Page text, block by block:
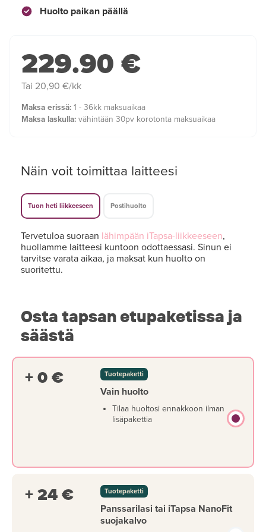
Huolto paikan päällä
229.90 €
Tai 20,90 €/kk
Maksa erissä: 1 - 36kk maksuaikaa
Maksa laskulla: vähintään 30pv korotonta maksuaikaa
Näin voit toimittaa laitteesi
Tuon heti liikkeeseen Postihuolto
Tervetuloa suoraan lähimpään iTapsa-liikkeeseen,
huollamme laitteesi kuntoon odottaessasi. Sinun ei
tarvitse varata aikaa, ja maksat kun huolto on
suoritettu.
Osta tapsan etupaketissa ja
säästä
+ 0 € Tuotepaketti
Vain huolto
Tilaa huoltosi ennakkoon ilman
lisäpakettia
+ 24 € Tuotepaketti
Panssarilasi tai iTapsa NanoFit
suojakalvo